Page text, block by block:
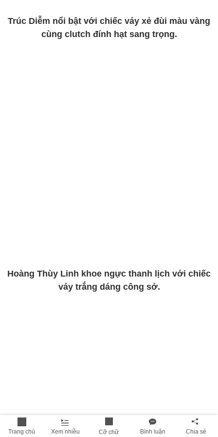
Trang chủ Xem nhiều Cỡ chữ Bình luận Chia sẻ
Trúc Diễm nổi bật với chiếc váy xẻ đùi màu vàng
cùng clutch đính hạt sang trọng.
Hoàng Thùy Linh khoe ngực thanh lịch với chiếc
váy trắng dáng công sở.